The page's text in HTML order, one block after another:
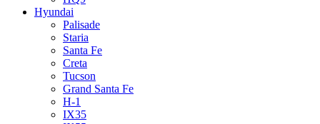
Hyundai
Palisade
Staria
Santa Fe
Creta
Tucson
Grand Santa Fe
H-1
IX35